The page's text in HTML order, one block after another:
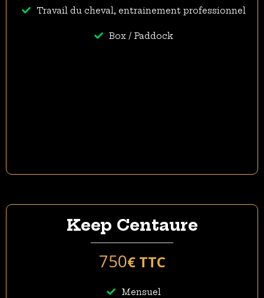
Travail du cheval, entrainement professionnel
Box / Paddock
Keep Centaure
750€ TTC
Mensuel